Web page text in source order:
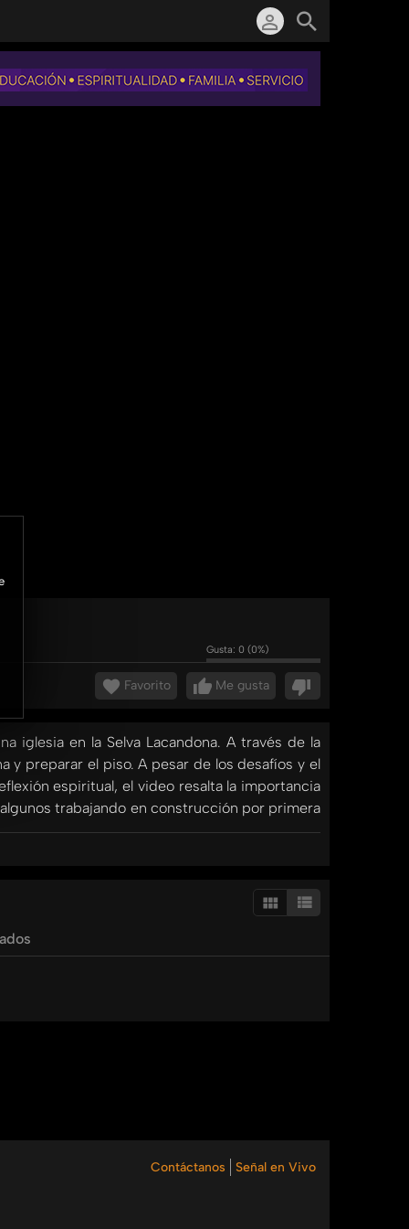
Gusta: 0 (0%)
Me gusta
Favorito
iglesia en la Selva Lacandona. A través de la
y preparar el piso. A pesar de los desafíos y el
espiritual, el video resalta la importancia
trabajando en construcción por primera
cómo cualquier persona, sin importar su
Contáctanos Señal en Vivo